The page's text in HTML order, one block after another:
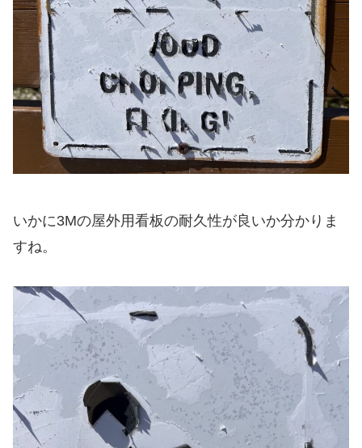
いかに3Mの屋外用看板の耐久性が良いか分かりま
すね。